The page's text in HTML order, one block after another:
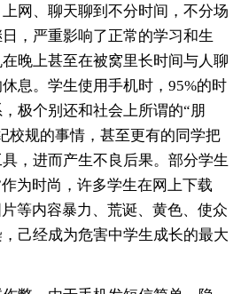
网、聊天聊到不分时间，不分场
，严重影响了正常的学习和生
晚上甚至在被窝里长时间与人聊
息。学生使用手机时，95%的时
极个别还和社会上所谓的“朋
校规的事情，甚至更有的同学把
，进而产生不良后果。部分学生
为时尚，许多学生在网上下载
等内容暴力、荒诞、黄色、使众
己经成为危害中学生成长的最大